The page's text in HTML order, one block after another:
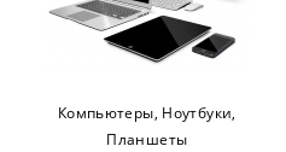
Компьютеры, Ноутбуки,
Планшеты